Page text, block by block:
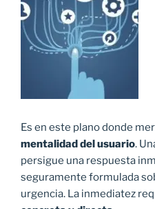
Es en este plano donde
mentalidad del usuario.
persigue una respuesta
seguramente formulada
urgencia. La inmediatez